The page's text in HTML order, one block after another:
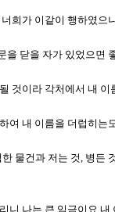
희가 이같이 행하였으
닫을 자가 있었으
이라 각처에서 내
여 내 이름을 더럽히는
물건과 저는 것, 병
나는 큰 임금이요